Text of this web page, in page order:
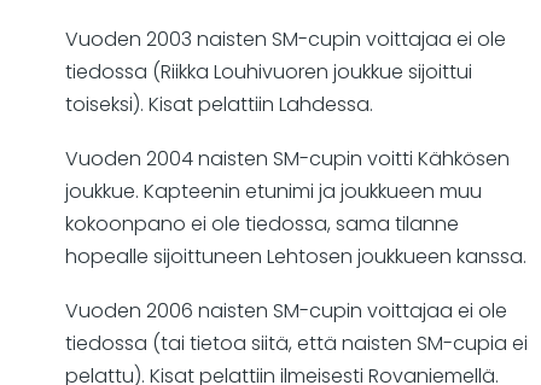
Vuoden 2003 naisten SM-cupin voittajaa ei ole
tiedossa (Riikka Louhivuoren joukkue sijoittui
toiseksi). Kisat pelattiin Lahdessa.
Vuoden 2004 naisten SM-cupin voitti Kähkösen
joukkue. Kapteenin etunimi ja joukkueen muu
kokoonpano ei ole tiedossa, sama tilanne
hopealle sijoittuneen Lehtosen joukkueen kanssa.
Vuoden 2006 naisten SM-cupin voittajaa ei ole
tiedossa (tai tietoa siitä, että naisten SM-cupia ei
pelattu). Kisat pelattiin ilmeisesti Rovaniemellä.